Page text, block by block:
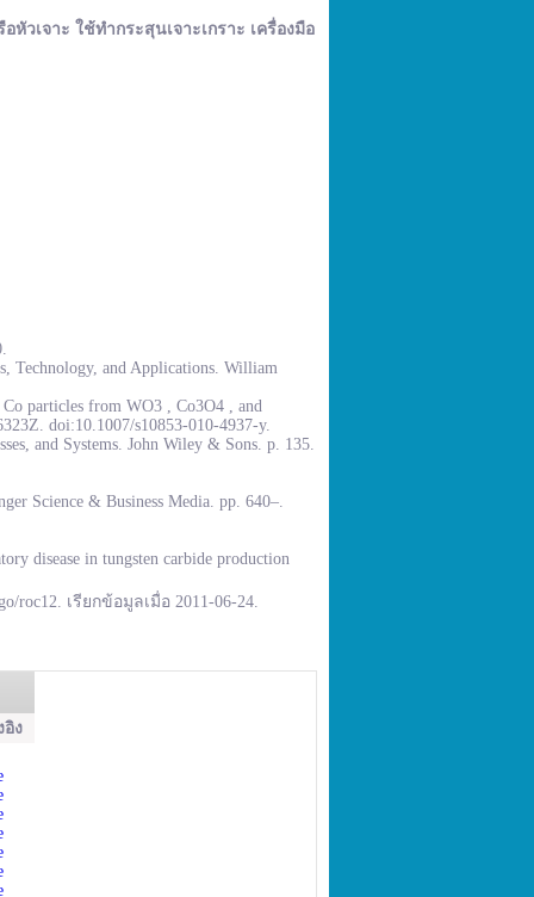
วเจาะ ใช้ทำกระสุนเจาะเกราะ เครื่องมือ
Technology, and Applications. William
particles from WO3 , Co3O4 , and
doi:10.1007/s10853-010-4937-y.
and Systems. John Wiley & Sons. p. 135.
Science & Business Media. pp. 640–.
disease in tungsten carbide production
roc12. เรียกข้อมูลเมื่อ 2011-06-24.
อิง